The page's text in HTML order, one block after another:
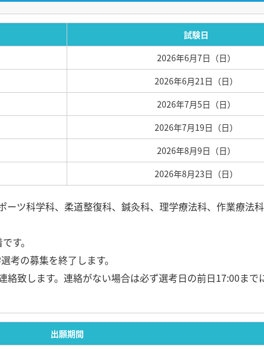
試験日
2026年6月7日（日）
2026年6月21日（日）
2026年7月5日（日）
2026年7月19日（日）
2026年8月9日（日）
2026年8月23日（日）
ーツ科学科、柔道整復科、鍼灸科、理学療法科、作業療法
す。
考の募集を終了します。
致します。連絡がない場合は必ず選考日の前日17:00まで
出願期間